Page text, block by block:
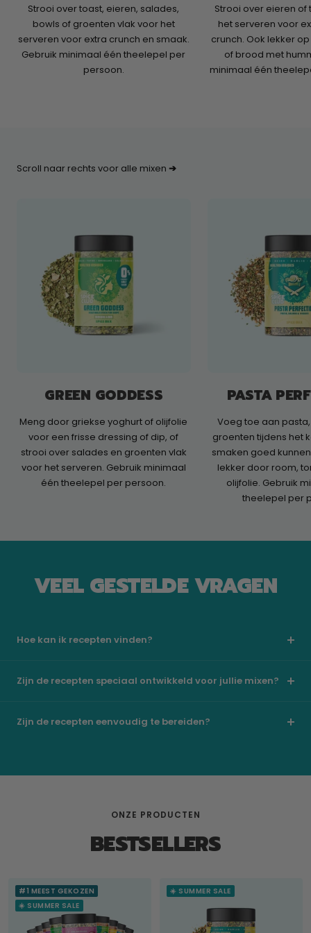
Strooi over toast, eieren, salades,
bowls of groenten vlak voor het
serveren voor extra crunch en smaak.
Gebruik minimaal één theelepel per
persoon.
Strooi over eieren of
het serveren voor
crunch. Ook lekker
of brood met
minimaal één
Scroll naar rechts voor alle mixen ➔
GREEN GODDESS
Meng door griekse yoghurt of olijfolie
voor een frisse dressing of dip, of
strooi over salades en groenten vlak
voor het serveren. Gebruik minimaal
één theelepel per persoon.
PASTA
Voeg toe aan
groenten tijdens het
smaken goed
lekker door room,
olijfolie. Gebruik
theelepel per
VEEL GESTELDE VRAGEN
Hoe kan ik recepten vinden?
Zijn de recepten speciaal ontwikkeld voor jullie mixen?
Zijn de recepten eenvoudig te bereiden?
ONZE PRODUCTEN
BESTSELLERS
#1 MEEST GEKOZEN
☀️ SUMMER SALE
☀️ SUMMER SALE